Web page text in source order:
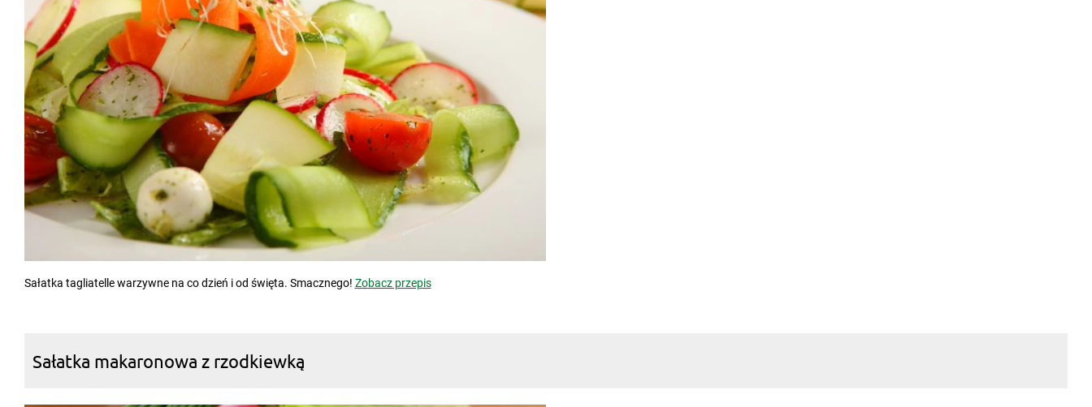
Sałatka tagliatelle warzywne na co dzień i od święta. Smacznego! Zobacz przepis
Sałatka makaronowa z rzodkiewką